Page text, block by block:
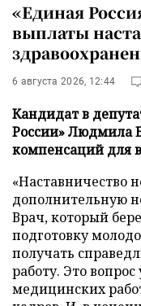
«Единая
выплаты
6 августа 2026, 12:44
Кандидат в
России» Людмила
компенсаций для
«Наставничество
дополнительную
Врач, который
подготовку
получать
работу. Это
медицинских